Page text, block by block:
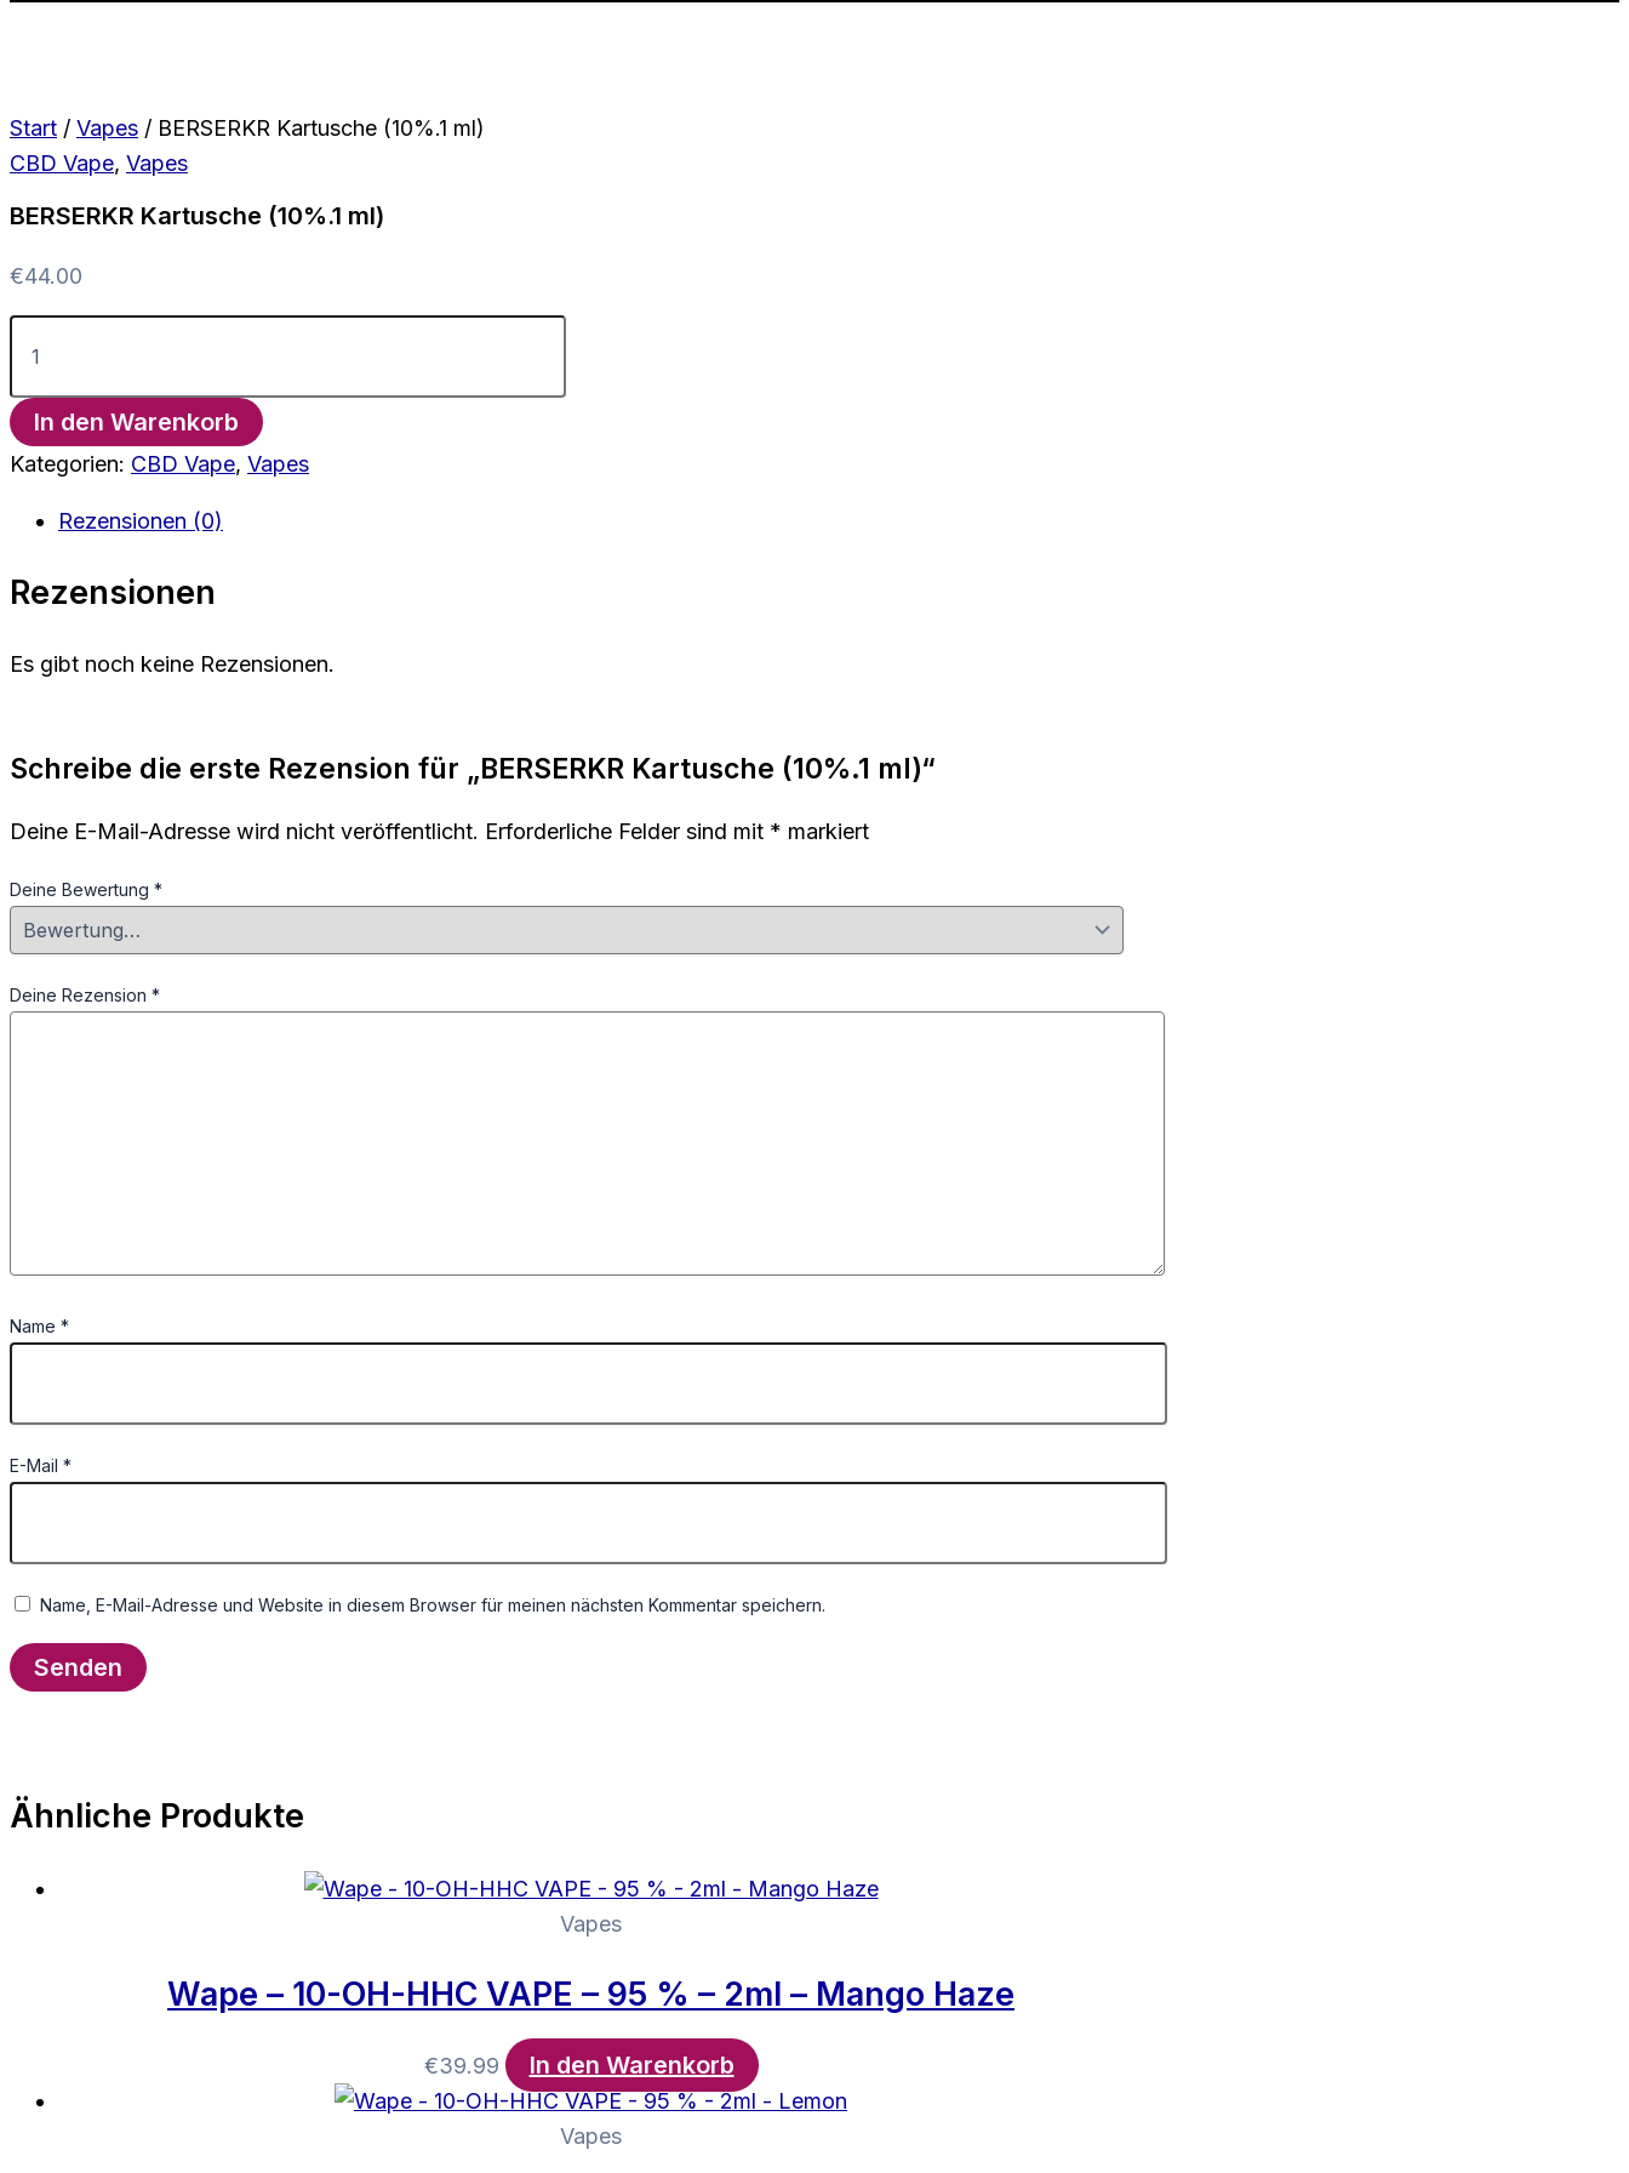
Start / Vapes / BERSERKR Kartusche (10%.1 ml)
CBD Vape, Vapes
BERSERKR Kartusche (10%.1 ml)
€44.00
BERSERKR
Kartusche
ml)
MengeIn den Warenkorb
Kategorien: CBD Vape, Vapes
Rezensionen (0)
Rezensionen
Es gibt noch keine Rezensionen.
Schreibe die erste Rezension für „BERSERKR Kartusche (10%.1 ml)“
Deine E-Mail-Adresse wird nicht veröffentlicht. Erforderliche Felder sind mit * markiert
Deine Bewertung *
Deine Rezension *
Name *
E-Mail *
Name, E-Mail-Adresse und Website in diesem Browser für meinen nächsten Kommentar speichern.
Ähnliche Produkte
Vapes
Wape – 10-OH-HHC VAPE – 95 % – 2ml – Mango Haze
€39.99 In den Warenkorb
Vapes